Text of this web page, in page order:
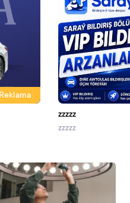
Reklama
zzzzz
zzzzz